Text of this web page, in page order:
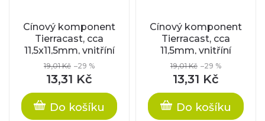
Cínový komponent
Tierracast, cca
11,5x11,5mm, vnitříní
průměr cca 6,5mm
19,01 Kč –29 %
13,31 Kč
Do košíku
Cínový komponent
Tierracast, cca
11,5mm, vnitříní
průměr cca 6,5mm
19,01 Kč –29 %
13,31 Kč
Do košíku